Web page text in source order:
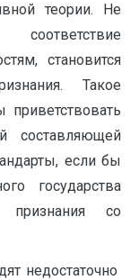
теории. Не
становится
Такое
составляющей
если бы
государства
признания со
недостаточно